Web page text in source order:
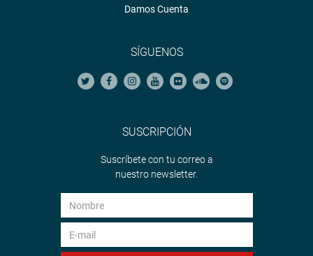
Damos Cuenta
SÍGUENOS
SUSCRIPCIÓN
Suscríbete con tu correo a
nuestro newsletter.